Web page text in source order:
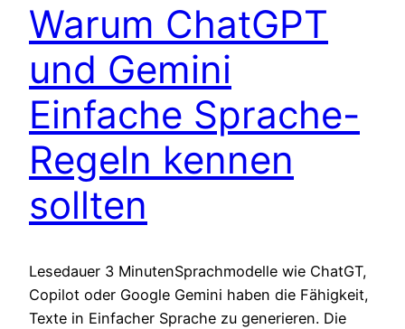
Warum ChatGPT
und Gemini
Einfache Sprache-
Regeln kennen
sollten
Lesedauer 3 MinutenSprachmodelle wie ChatGT,
Copilot oder Google Gemini haben die Fähigkeit,
Texte in Einfacher Sprache zu generieren. Die